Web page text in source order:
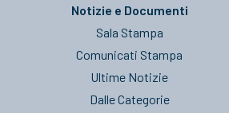
Notizie e Documenti
Sala Stampa
Comunicati Stampa
Ultime Notizie
Dalle Categorie